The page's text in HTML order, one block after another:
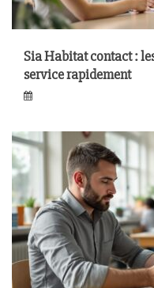
Sia Habitat contact :
service rapidement